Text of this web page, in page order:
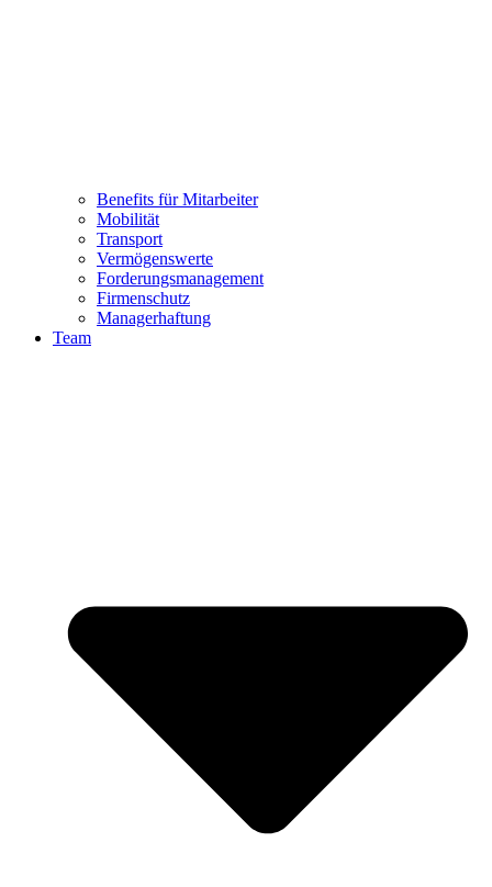
Benefits für Mitarbeiter
Mobilität
Transport
Vermögenswerte
Forderungsmanagement
Firmenschutz
Managerhaftung
Team